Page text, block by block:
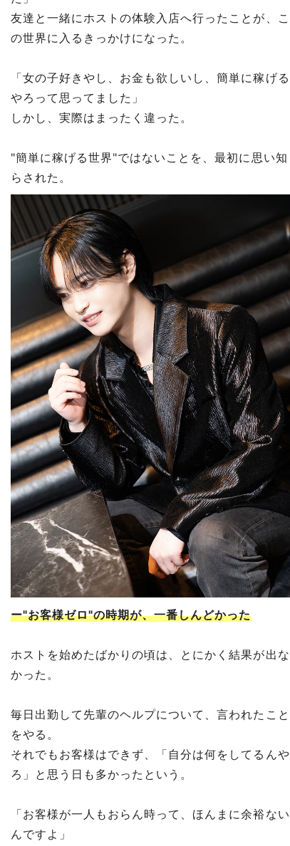
友達と一緒にホストの体験入店へ行ったことが、こ
の世界に入るきっかけになった。
「女の子好きやし、お金も欲しいし、簡単に稼げる
やろって思ってました」
しかし、実際はまったく違った。
"簡単に稼げる世界"ではないことを、最初に思い知
らされた。
ー"お客様ゼロ"の時期が、一番しんどかった
ホストを始めたばかりの頃は、とにかく結果が出な
かった。
毎日出勤して先輩のヘルプについて、言われたこと
をやる。
それでもお客様はできず、「自分は何をしてるんや
ろ」と思う日も多かったという。
「お客様が一人もおらん時って、ほんまに余裕ない
んですよ」